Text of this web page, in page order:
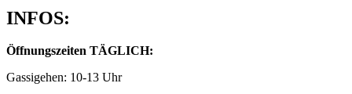
INFOS:
Öffnungszeiten TÄGLICH:
Gassigehen: 10-13 Uhr